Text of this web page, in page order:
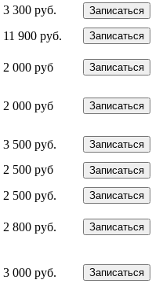
3 300 руб. Записаться
11 900 руб. Записаться
2 000 руб Записаться
2 000 руб Записаться
3 500 руб. Записаться
2 500 руб Записаться
2 500 руб. Записаться
2 800 руб. Записаться
3 000 руб. Записаться